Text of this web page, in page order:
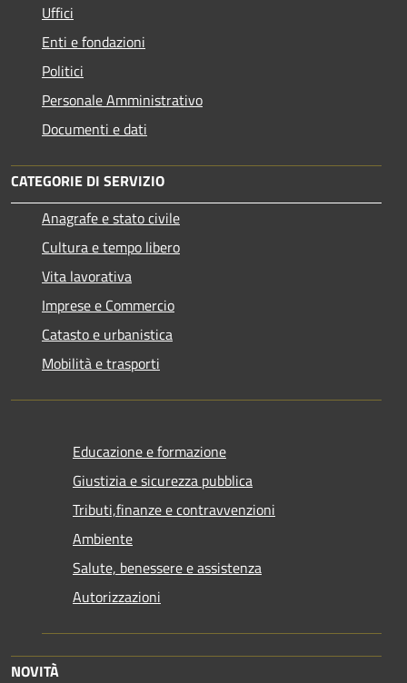
Uffici
Enti e fondazioni
Politici
Personale Amministrativo
Documenti e dati
CATEGORIE DI SERVIZIO
Anagrafe e stato civile
Cultura e tempo libero
Vita lavorativa
Imprese e Commercio
Catasto e urbanistica
Mobilità e trasporti
Educazione e formazione
Giustizia e sicurezza pubblica
Tributi,finanze e contravvenzioni
Ambiente
Salute, benessere e assistenza
Autorizzazioni
NOVITÀ